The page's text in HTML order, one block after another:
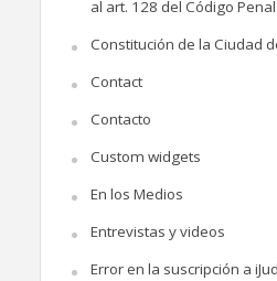
al art. 128 del Código Penal
Constitución de la Ciudad
Contact
Contacto
Custom widgets
En los Medios
Entrevistas y videos
Error en la suscripción a